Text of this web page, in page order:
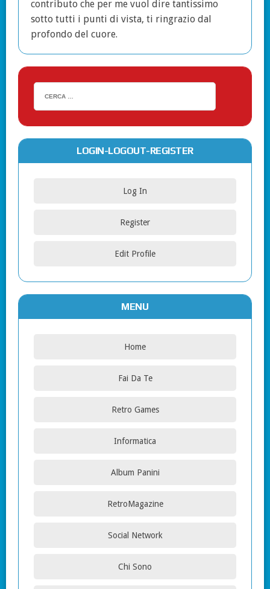
contributo che per me vuol dire tantissimo
sotto tutti i punti di vista, ti ringrazio dal
profondo del cuore.
LOGIN-LOGOUT-REGISTER
Log In
Register
Edit Profile
MENU
Home
Fai Da Te
Retro Games
Informatica
Album Panini
RetroMagazine
Social Network
Chi Sono